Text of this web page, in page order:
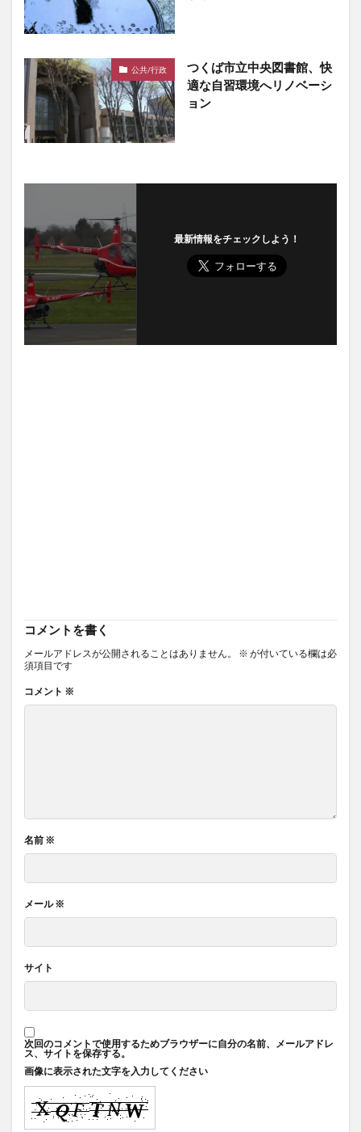
公共/行政
つくば市立中央図書館、快
適な自習環境へリノベーシ
ョン
最新情報をチェックしよう！
コメントを書く
メールアドレスが公開されることはありません。 ※ が付いている欄は必
須項目です
コメント ※
名前 ※
メール※
サイト
次回のコメントで使用するためブラウザーに自分の名前、メールアドレ
ス、サイトを保存する。
画像に表示された文字を入力してください